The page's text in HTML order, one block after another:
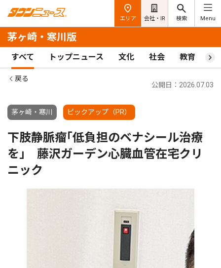
エリア 会社・IR 検索 Menu
茅ヶ崎・寒川版
すべて トップニュース 文化 社会 教育 ス
戻る
茅ヶ崎・寒川 ピックアップ（PR）
公開日：2026.07.03
下肢静脈瘤｢低負担のベナシール治療
を｣ 藤沢ガーデン心臓血管在宅クリ
ニック